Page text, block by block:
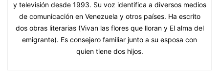
y televisión desde 1993. Su voz identifica a diversos medios
de comunicación en Venezuela y otros países. Ha escrito
dos obras literarias (Vivan las flores que lloran y El alma del
emigrante). Es consejero familiar junto a su esposa con
quien tiene dos hijos.